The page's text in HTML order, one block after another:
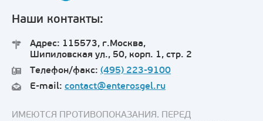
Наши контакты:
Адрес: 115573, г.Москва,
Шипиловская ул., 50, корп. 1, стр. 2
Телефон/факс: (495) 223-9100
E-mail: contact@enterosgel.ru
ИМЕЮТСЯ ПРОТИВОПОКАЗАНИЯ. ПЕРЕД